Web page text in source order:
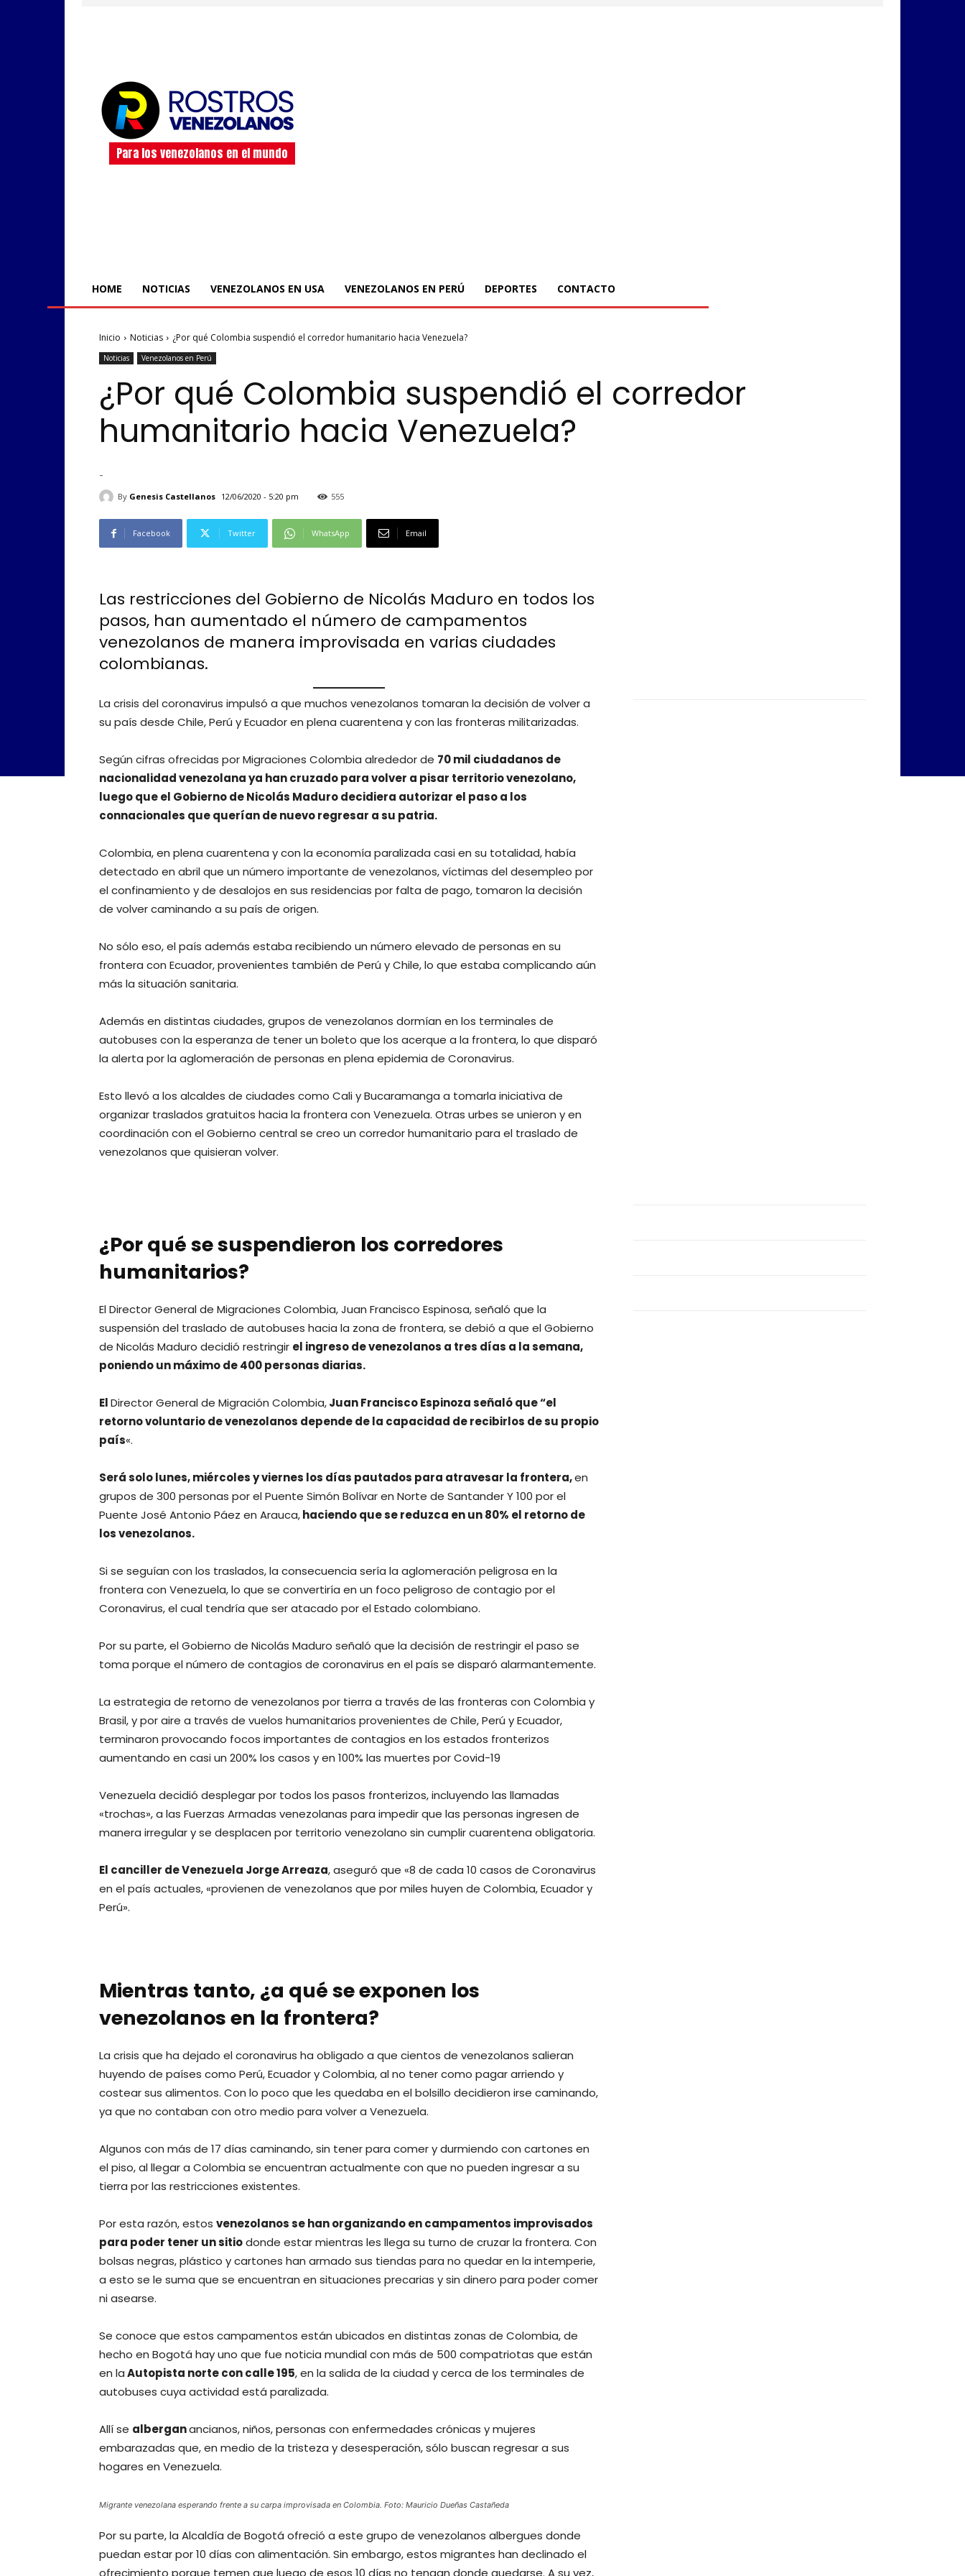
Para los venezolanos en el mundo
HOME NOTICIAS VENEZOLANOS EN USA VENEZOLANOS EN PERÚ DEPORTES CONTACTO
Inicio Noticias ¿Por qué Colombia suspendió el corredor humanitario hacia Venezuela?
Noticias Venezolanos en Perú
¿Por qué Colombia suspendió el corredor
humanitario hacia Venezuela?
-
By Genesis Castellanos 12/06/2020 - 5:20 pm 555
Facebook Twitter WhatsApp Email
Las restricciones del Gobierno de Nicolás Maduro en todos los
pasos, han aumentado el número de campamentos
venezolanos de manera improvisada en varias ciudades
colombianas.
La crisis del coronavirus impulsó a que muchos venezolanos tomaran la decisión de volver a
su país desde Chile, Perú y Ecuador en plena cuarentena y con las fronteras militarizadas.
Según cifras ofrecidas por Migraciones Colombia alrededor de 70 mil ciudadanos de
nacionalidad venezolana ya han cruzado para volver a pisar territorio venezolano,
luego que el Gobierno de Nicolás Maduro decidiera autorizar el paso a los
connacionales que querían de nuevo regresar a su patria.
Colombia, en plena cuarentena y con la economía paralizada casi en su totalidad, había
detectado en abril que un número importante de venezolanos, víctimas del desempleo por
el confinamiento y de desalojos en sus residencias por falta de pago, tomaron la decisión
de volver caminando a su país de origen.
No sólo eso, el país además estaba recibiendo un número elevado de personas en su
frontera con Ecuador, provenientes también de Perú y Chile, lo que estaba complicando aún
más la situación sanitaria.
Además en distintas ciudades, grupos de venezolanos dormían en los terminales de
autobuses con la esperanza de tener un boleto que los acerque a la frontera, lo que disparó
la alerta por la aglomeración de personas en plena epidemia de Coronavirus.
Esto llevó a los alcaldes de ciudades como Cali y Bucaramanga a tomarla iniciativa de
organizar traslados gratuitos hacia la frontera con Venezuela. Otras urbes se unieron y en
coordinación con el Gobierno central se creo un corredor humanitario para el traslado de
venezolanos que quisieran volver.
¿Por qué se suspendieron los corredores
humanitarios?
El Director General de Migraciones Colombia, Juan Francisco Espinosa, señaló que la
suspensión del traslado de autobuses hacia la zona de frontera, se debió a que el Gobierno
de Nicolás Maduro decidió restringir el ingreso de venezolanos a tres días a la semana,
poniendo un máximo de 400 personas diarias.
ElDirector General de Migración Colombia,Juan Francisco Espinoza señaló que “el
retorno voluntario de venezolanos depende de la capacidad de recibirlos de su propio
país«.
Será solo lunes, miércoles y viernes los días pautados para atravesar la frontera,en
grupos de 300 personas por el Puente Simón Bolívar en Norte de Santander Y 100 por el
Puente José Antonio Páez en Arauca,haciendo que se reduzca en un 80% el retorno de
los venezolanos.
Si se seguían con los traslados, la consecuencia sería la aglomeración peligrosa en la
frontera con Venezuela, lo que se convertiría en un foco peligroso de contagio por el
Coronavirus, el cual tendría que ser atacado por el Estado colombiano.
Por su parte, el Gobierno de Nicolás Maduro señaló que la decisión de restringir el paso se
toma porque el número de contagios de coronavirus en el país se disparó alarmantemente.
La estrategia de retorno de venezolanos por tierra a través de las fronteras con Colombia y
Brasil, y por aire a través de vuelos humanitarios provenientes de Chile, Perú y Ecuador,
terminaron provocando focos importantes de contagios en los estados fronterizos
aumentando en casi un 200% los casos y en 100% las muertes por Covid-19
Venezuela decidió desplegar por todos los pasos fronterizos, incluyendo las llamadas
«trochas», a las Fuerzas Armadas venezolanas para impedir que las personas ingresen de
manera irregular y se desplacen por territorio venezolano sin cumplir cuarentena obligatoria.
El canciller de Venezuela Jorge Arreaza, aseguró que «8 de cada 10 casos de Coronavirus
en el país actuales, «provienen de venezolanos que por miles huyen de Colombia, Ecuador y
Perú».
Mientras tanto, ¿a qué se exponen los
venezolanos en la frontera?
La crisis que ha dejado el coronavirus ha obligado a que cientos de venezolanos salieran
huyendo de países como Perú, Ecuador y Colombia, al no tener como pagar arriendo y
costear sus alimentos. Con lo poco que les quedaba en el bolsillo decidieron irse caminando,
ya que no contaban con otro medio para volver a Venezuela.
Algunos con más de 17 días caminando, sin tener para comer y durmiendo con cartones en
el piso, al llegar a Colombia se encuentran actualmente con que no pueden ingresar a su
tierra por las restricciones existentes.
Por esta razón, estos venezolanos se han organizando en campamentos improvisados
para poder tener un sitiodonde estar mientras les llega su turno de cruzar la frontera. Con
bolsas negras, plástico y cartones han armado sus tiendas para no quedar en la intemperie,
a esto se le suma que se encuentran en situaciones precarias y sin dinero para poder comer
ni asearse.
Se conoce que estos campamentos están ubicados en distintas zonas de Colombia, de
hecho en Bogotá hay uno que fue noticia mundial con más de 500 compatriotas que están
en laAutopista norte con calle 195, en la salida de la ciudad y cerca de los terminales de
autobuses cuya actividad está paralizada.
Allí se alberganancianos, niños, personas con enfermedades crónicas y mujeres
embarazadas que, en medio de la tristeza y desesperación, sólo buscan regresar a sus
hogares en Venezuela.
Migrante venezolana esperando frente a su carpa improvisada en Colombia. Foto: Mauricio Dueñas Castañeda
Por su parte, la Alcaldía de Bogotá ofreció a este grupo de venezolanos albergues donde
puedan estar por 10 días con alimentación. Sin embargo, estos migrantes han declinado el
ofrecimiento porque temen que luego de esos 10 días no tengan donde quedarse. A su vez,